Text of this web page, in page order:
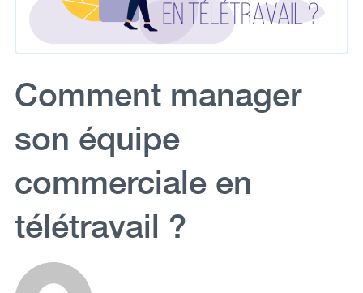
Comment manager
son équipe
commerciale en
télétravail ?